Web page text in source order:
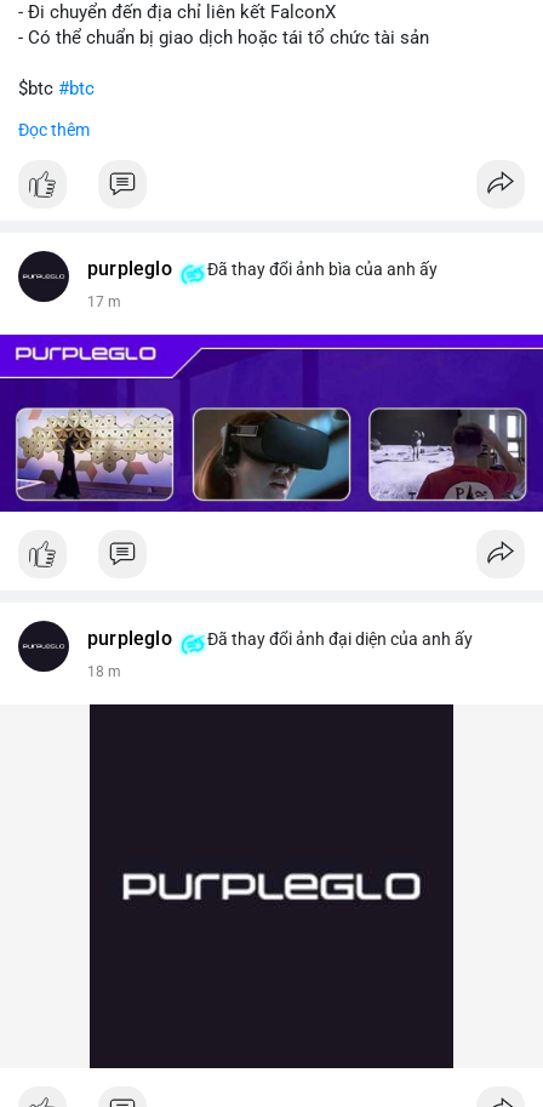
- Đi chuyển đến địa chỉ liên kết FalconX
- Có thể chuẩn bị giao dịch hoặc tái tổ chức tài sản
$btc #btc
#vlikevn
📰 Nguồn: CoinDesk
Đọc thêm
purpleglo Đã thay đổi ảnh bìa của anh ấy
17 m
purpleglo Đã thay đổi ảnh đại diện của anh ấy
18 m